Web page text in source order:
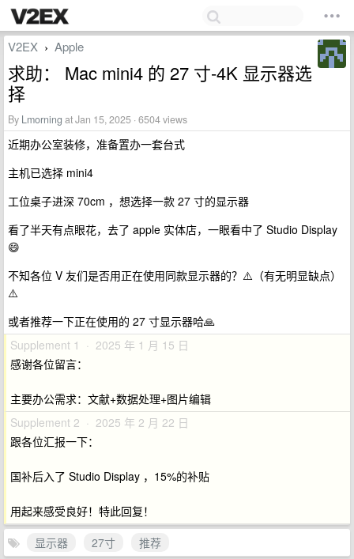
V2EX › Apple
求助： Mac mini4 的 27 寸-4K 显示器选
择
By Lmorning at Jan 15, 2025 · 6504 views
近期办公室装修，准备置办一套台式
主机已选择 mini4
工位桌子进深 70cm ，想选择一款 27 寸的显示器
看了半天有点眼花，去了 apple 实体店，一眼看中了 Studio Display
😄
不知各位 V 友们是否用正在使用同款显示器的？⚠️（有无明显缺点）
⚠️
或者推荐一下正在使用的 27 寸显示器哈🙏
Supplement 1 · 2025 年 1 月 15 日
感谢各位留言：
主要办公需求：文献+数据处理+图片编辑
Supplement 2 · 2025 年 2 月 22 日
跟各位汇报一下：
国补后入了 Studio Display ，15%的补贴
用起来感受良好！特此回复！
显示器
27寸
推荐